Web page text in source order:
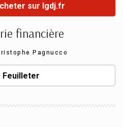
sur lgdj.fr
financière
Pagnucco
Feuilleter